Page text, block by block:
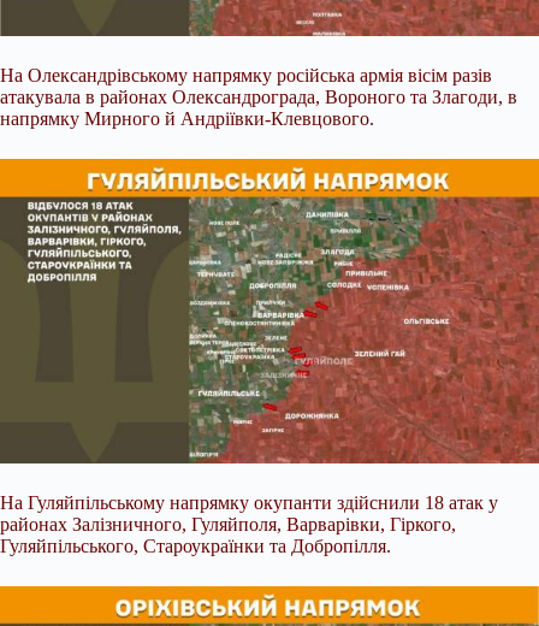
На Олександрівському напрямку російська армія вісім разів
атакувала в районах Олександрограда, Вороного та Злагоди, в
напрямку Мирного й Андріївки-Клевцового.
На Гуляйпільському напрямку окупанти здійснили 18 атак у
районах Залізничного, Гуляйполя, Варварівки, Гіркого,
Гуляйпільського, Староукраїнки та Добропілля.